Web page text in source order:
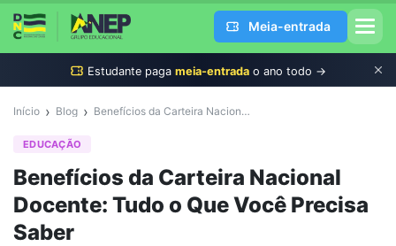
Meia-entrada
Estudante paga meia-entrada o ano todo →
Início › Blog › Benefícios da Carteira Nacional Docente: Tudo o Que Você Precisa Saber
EDUCAÇÃO
Benefícios da Carteira Nacional
Docente: Tudo o Que Você Precisa
Saber